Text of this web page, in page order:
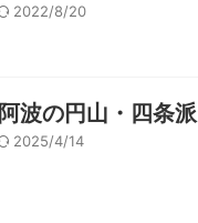
2022/8/20
阿波の円山・四条派
2025/4/14